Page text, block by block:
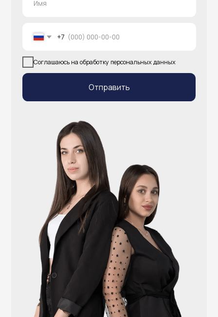
+7 (924) 004-32-01
Видеонаблюдение
Принтеры чеков и этикеток
Меню
Штрихкодовое оборудование
Весовое оборудование
Счётчики валюты
Терминалы самообслуживания
Денежные ящики
Онлайн-кассы
Антикражные ворота
POS-компьютеры
POS-моноблоки
POS-мониторы